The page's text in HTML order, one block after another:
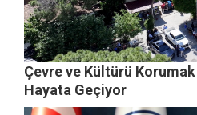
Çevre ve Kültürü Korumak
Hayata Geçiyor